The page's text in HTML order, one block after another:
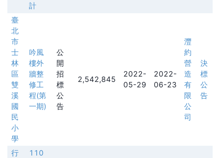
計
臺
北
市
士
林
區
雙
溪
國
民
小
學
吟風
樓外
牆整
修工
程(第
一期)
公
開
招
標
公
告
2,542,845
2022-
05-29
2022-
06-23
灃
約
營
造
有
限
公
司
決
標
公
告
行
110